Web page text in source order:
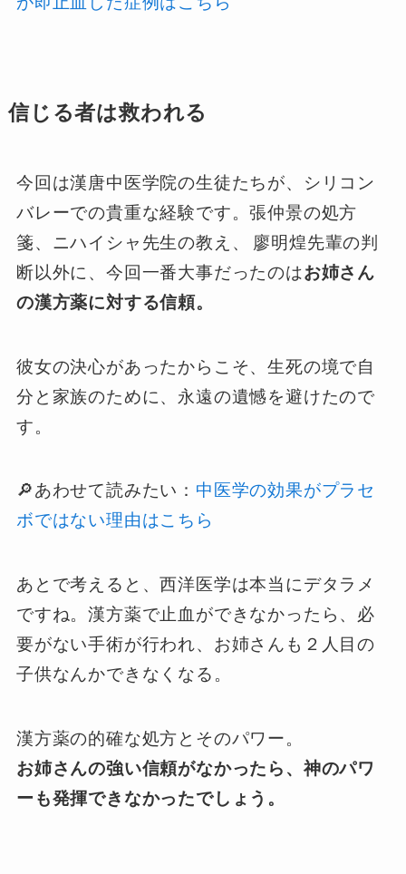
信じる者は救われる
今回は漢唐中医学院の生徒たちが、シリコン
バレーでの貴重な経験です。張仲景の処方
箋、ニハイシャ先生の教え、
廖明煌先輩の判
断以外に、今回一番大事だったのはお姉さん
の漢方薬に対する信頼。
彼女の決心があったからこそ、生死の境で自
分と家族のために、永遠の遺憾を避けたので
す。
🔎あわせて読みたい： 中医学の効果がプラセ
ボではない理由はこちら
あとで考えると、西洋医学は本当にデタラメ
ですね。漢方薬で止血ができなかったら、必
要がない手術が行われ、お姉さんも２人目の
子供なんかできなくなる。
漢方薬の的確な処方とそのパワー。
お姉さんの強い信頼がなかったら、神のパワ
ーも発揮できなかったでしょう。